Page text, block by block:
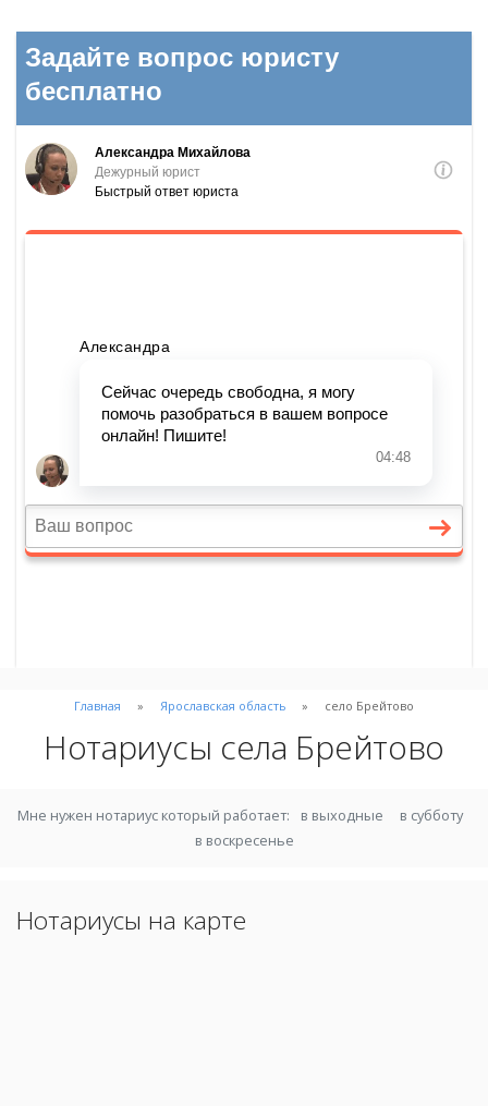
Главная Ярославская область село Брейтово
Нотариусы села Брейтово
Мне нужен нотариус который работает: в выходные
в субботу
в воскресенье
Нотариусы на карте